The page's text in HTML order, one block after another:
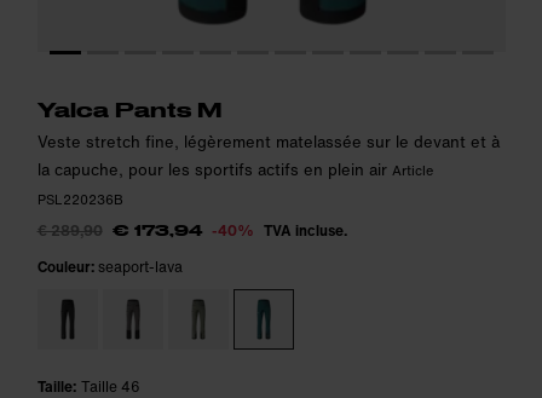
Yalca Pants M
Veste stretch fine, légèrement matelassée sur le devant et à
la capuche, pour les sportifs actifs en plein air Article
PSL220236B
€ 289,90 € 173,94 -40% TVA incluse.
Couleur: seaport-lava
Taille: Taille 46